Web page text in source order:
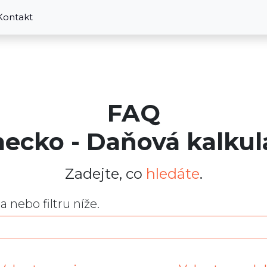
FAQ
- Daňová
Zadejte, co hledáte.
nebo filtru níže.